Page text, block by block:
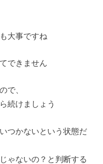
大事ですね
できません
で、
続けましょう
つかないという状態だ
ゃないの？と判断する